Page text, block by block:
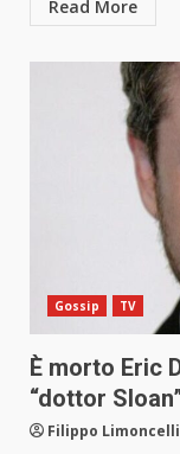
Read More
Gossip TV
È morto Eric
“dottor
Filippo Limoncelli